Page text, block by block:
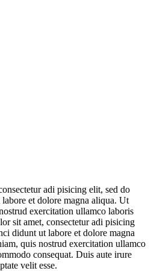
adi pisicing elit, sed do
et dolore magna aliqua. Ut
exercitation ullamco laboris
sit amet, consectetur adi pisicing
didunt ut labore et dolore magna
quis nostrud exercitation ullamco
consequat. Duis aute irure
velit esse.